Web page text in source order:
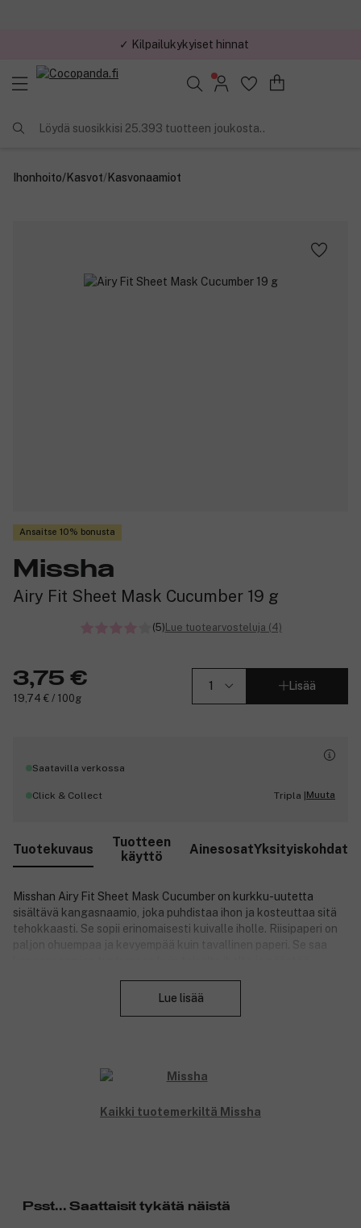
✓ Kilpailukykyiset hinnat
Löydä suosikkisi 25.393 tuotteen joukosta..
Ihonhoito/Kasvot/Kasvonaamiot
Ansaitse 10% bonusta
Missha
Airy Fit Sheet Mask Cucumber 19 g
(5)Lue tuotearvosteluja (4)
3,75 €
19,74 € / 100g
Lisää
Saatavilla verkossa
Click & Collect Tripla |Muuta
Tuotekuvaus
Tuotteen
käyttö
AinesosatYksityiskohdat
Misshan Airy Fit Sheet Mask Cucumber on kurkku-uutetta
sisältävä kangasnaamio, joka puhdistaa ihon ja kosteuttaa sitä
tehokkaasti. Se sopii erinomaisesti kuivalle iholle. Riisipaperi on
paljon ohuempaa ja kevyempää kuin tavallinen paperi. Se saa
Lue lisää
Kaikki tuotemerkiltä Missha
Psst... Saattaisit tykätä näistä